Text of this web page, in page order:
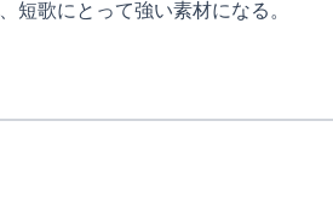
短歌にとって強い素材になる。